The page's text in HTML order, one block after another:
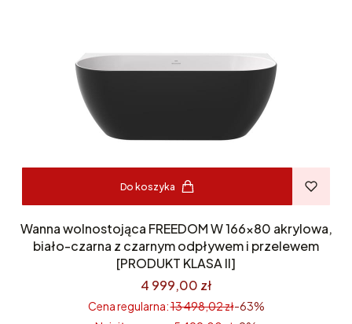
Do koszyka
Wanna wolnostojąca FREEDOM W 166x80 akrylowa,
biało-czarna z czarnym odpływem i przelewem
[PRODUKT KLASA II]
4 999,00 zł
Cena regularna:13 498,02 zł-63%